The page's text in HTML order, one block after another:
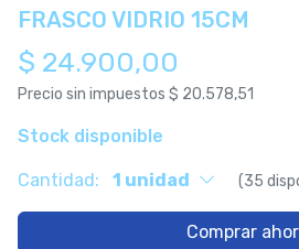
FRASCO VIDRIO 15CM
$ 24.900,00
Precio sin impuestos $ 20.578,51
Stock disponible
Cantidad: 1 unidad (35
Comprar